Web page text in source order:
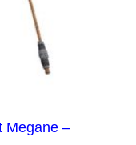
Megane –